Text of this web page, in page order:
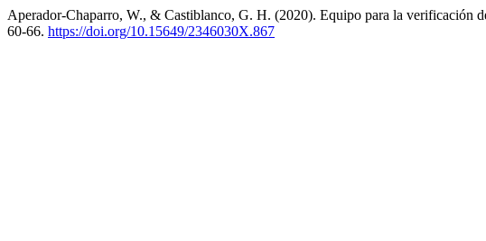
Aperador-Chaparro, W., & Castiblanco, G. H. (2020). Equipo para la verificación
60-66. https://doi.org/10.15649/2346030X.867